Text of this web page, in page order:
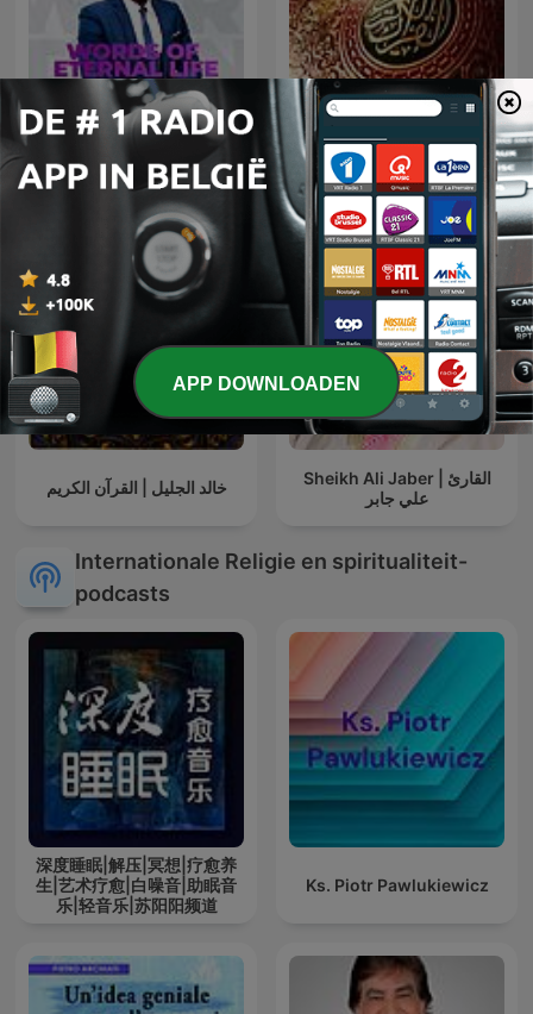
Pastor Agyemang Elvis الشيخ سعود الشريم
خالد الجليل | القرآن الكريم
Sheikh Ali Jaber | القارئ
علي جابر
Internationale Religie en spiritualiteit-
podcasts
深度睡眠|解压|冥想|疗愈养
生|艺术疗愈|白噪音|助眠音
乐|轻音乐|苏阳阳频道
Ks. Piotr Pawlukiewicz
APP DOWNLOADEN